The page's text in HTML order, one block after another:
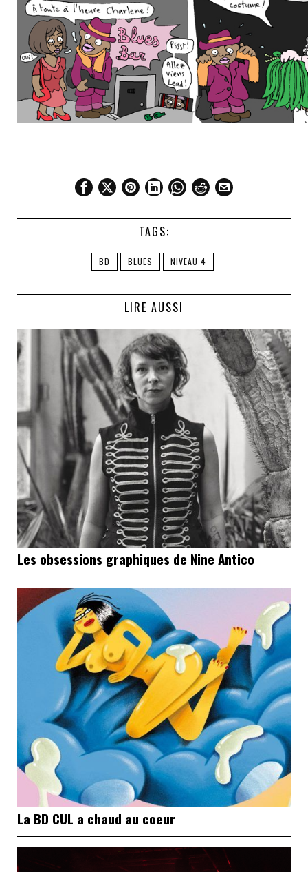
TAGS:
BD BLUES NIVEAU 4
LIRE AUSSI
Les obsessions graphiques de Nine Antico
La BD CUL a chaud au coeur